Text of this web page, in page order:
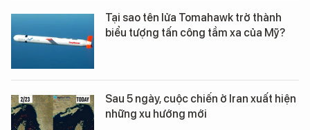
Tại sao tên lửa Tomahawk trở thành
biểu tượng tấn công tầm xa của Mỹ?
Sau 5 ngày, cuộc chiến ở Iran xuất hiện
những xu hướng mới